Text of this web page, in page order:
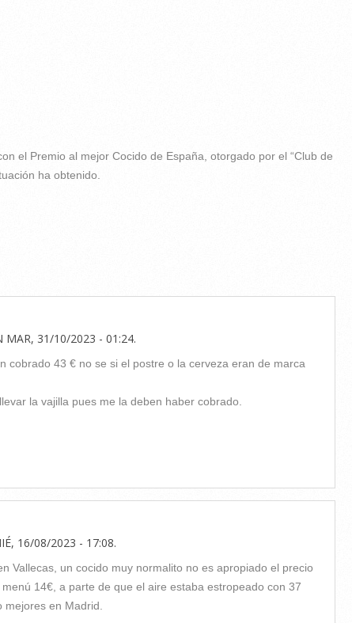
el Premio al mejor Cocido de España, otorgado por el “Club de
ha obtenido.
MAR, 31/10/2023 - 01:24.
cobrado 43 € no se si el postre o la cerveza eran de marca
la vajilla pues me la deben haber cobrado.
16/08/2023 - 17:08.
Vallecas, un cocido muy normalito no es apropiado el precio
14€, a parte de que el aire estaba estropeado con 37
mejores en Madrid.